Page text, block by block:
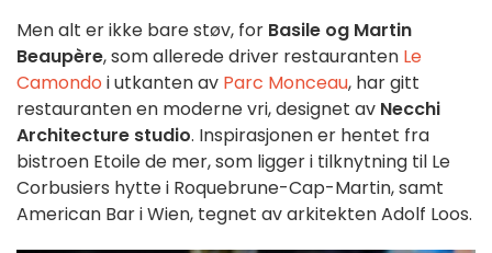
Men alt er ikke bare støv, for Basile og Martin
Beaupère, som allerede driver restauranten Le
Camondo i utkanten av Parc Monceau, har gitt
restauranten en moderne vri, designet av Necchi
Architecture studio. Inspirasjonen er hentet fra
bistroen Etoile de mer, som ligger i tilknytning til Le
Corbusiers hytte i Roquebrune-Cap-Martin, samt
American Bar i Wien, tegnet av arkitekten Adolf Loos.